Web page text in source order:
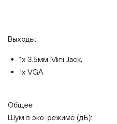
Выходы:
1x 3.5мм Mini Jack,
1x VGA
Общее
Шум в эко-режиме (дБ):